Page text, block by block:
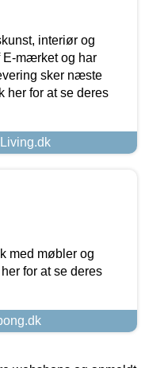
interiør og
E-mærket og har
sker næste
her for at se deres
med møbler og
for at se deres